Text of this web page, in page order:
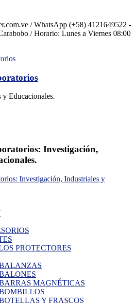
/ WhatsApp (+58) 4121649522 -
/ Horario: Lunes a Viernes 08:00
Educacionales.
Investigación,
PROTECTORES
MAGNÉTICAS
Y FRASCOS